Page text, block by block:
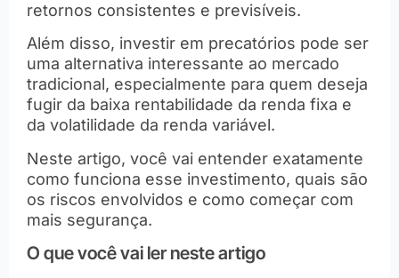
retornos consistentes e previsíveis.
Além disso, investir em precatórios pode ser
uma alternativa interessante ao mercado
tradicional, especialmente para quem deseja
fugir da baixa rentabilidade da renda fixa e
da volatilidade da renda variável.
Neste artigo, você vai entender exatamente
como funciona esse investimento, quais são
os riscos envolvidos e como começar com
mais segurança.
O que você vai ler neste artigo